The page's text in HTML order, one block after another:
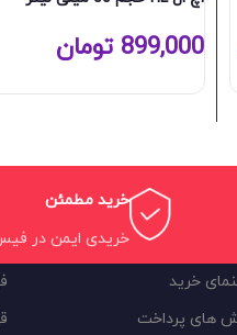
899,000 تومان
خرید مطمئن
خریدی ایمن در
خرید
های پرداخت